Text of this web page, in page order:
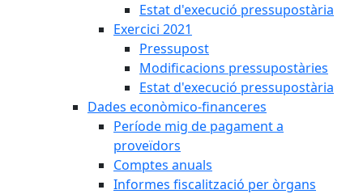
Estat d'execució pressupostària
Exercici 2021
Pressupost
Modificacions pressupostàries
Estat d'execució pressupostària
Dades econòmico-financeres
Període mig de pagament a
proveïdors
Comptes anuals
Informes fiscalització per òrgans